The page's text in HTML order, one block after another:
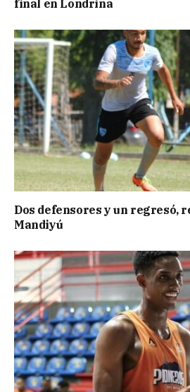
final en Londrina
Dos defensores y un regresó,
Mandiyú